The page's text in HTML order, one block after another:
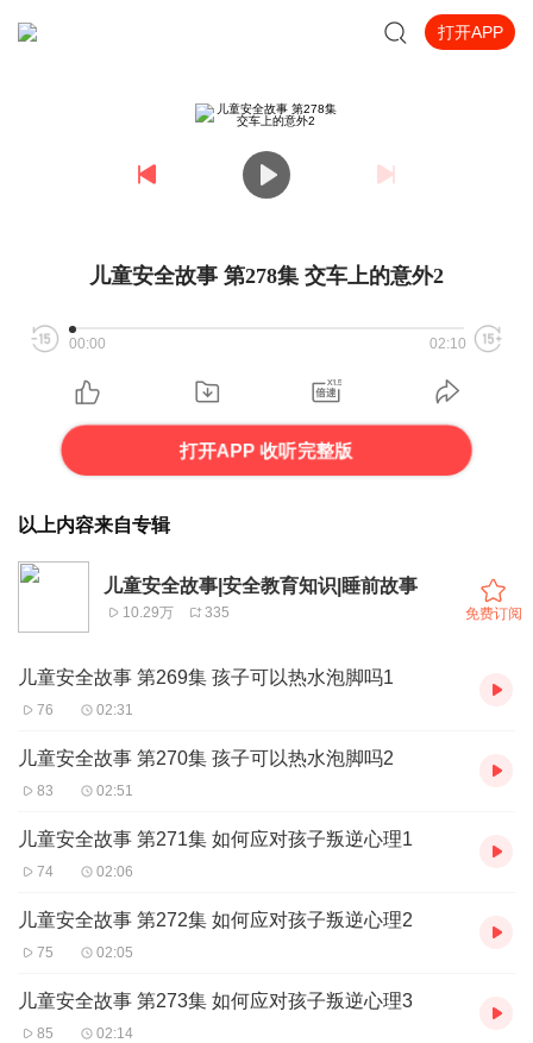
打开APP
儿童安全故事 第278集 交车上的意外2
00:00 02:10
打开APP 收听完整版
以上内容来自专辑
儿童安全故事|安全教育知识|睡前故事
10.29万 335 免费订阅
儿童安全故事 第269集 孩子可以热水泡脚吗1
76 02:31
儿童安全故事 第270集 孩子可以热水泡脚吗2
83 02:51
儿童安全故事 第271集 如何应对孩子叛逆心理1
74 02:06
儿童安全故事 第272集 如何应对孩子叛逆心理2
75 02:05
儿童安全故事 第273集 如何应对孩子叛逆心理3
85 02:14